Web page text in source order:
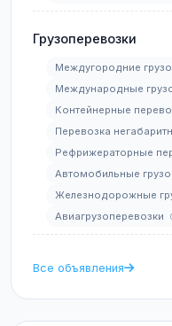
Грузоперевозки
Междугородние
Международные
Контейнерные
Перевозка
Рефрижераторные
Автомобильные
Железнодорожные
Авиагрузоперевозки
Все объявления